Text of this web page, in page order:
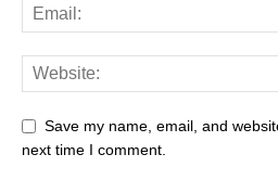
Save my name, email, and
next time I comment.